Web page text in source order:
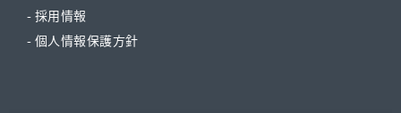
- 採用情報
- 個人情報保護方針